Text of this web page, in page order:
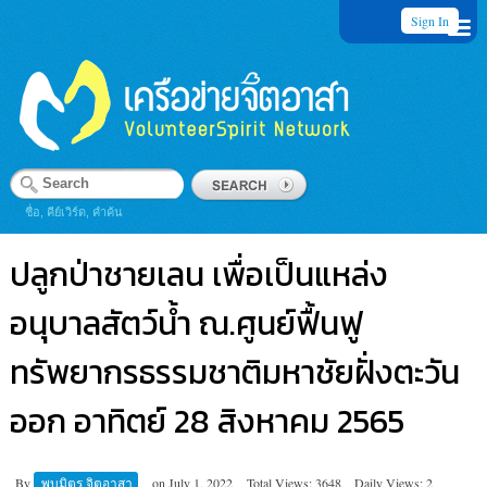
Sign In
ชื่อ, คีย์เวิร์ด, คำค้น
ปลูกป่าชายเลน เพื่อเป็นแหล่ง
อนุบาลสัตว์น้ำ ณ.ศูนย์ฟื้นฟู
ทรัพยากรธรรมชาติมหาชัยฝั่งตะวัน
ออก อาทิตย์ 28 สิงหาคม 2565
By พบมิตร จิตอาสา on July 1, 2022 Total Views: 3648
Daily Views: 2